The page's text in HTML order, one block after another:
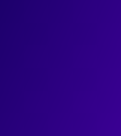
ROI、LTVをリアルタイムで見